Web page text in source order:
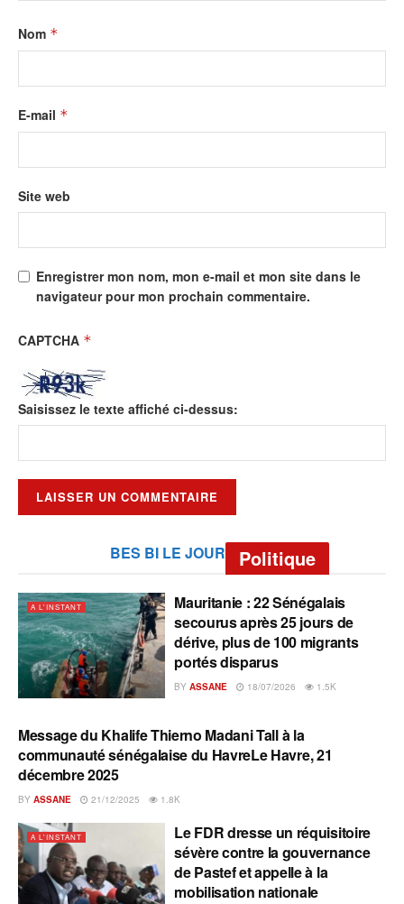
Nom *
E-mail *
Site web
Enregistrer mon nom, mon e-mail et mon site dans le
navigateur pour mon prochain commentaire.
CAPTCHA *
Saisissez le texte affiché ci-dessus:
BES BI LE JOUR Politique
A L'INSTANT
Mauritanie : 22 Sénégalais
secourus après 25 jours de
dérive, plus de 100 migrants
portés disparus
BY ASSANE 18/07/2026 1.5K
A L'INSTANT
Message du Khalife Thierno Madani Tall à la
communauté sénégalaise du HavreLe Havre, 21
décembre 2025
BY ASSANE 21/12/2025 1.8K
A L'INSTANT
Le FDR dresse un réquisitoire
sévère contre la gouvernance
de Pastef et appelle à la
mobilisation nationale